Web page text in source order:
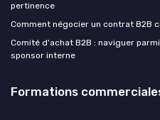
pertinence
Comment négocier un contrat B2B
Comité d'achat B2B : naviguer
sponsor interne
Formations